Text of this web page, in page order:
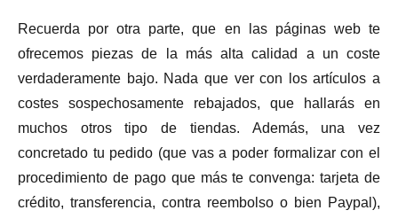
Recuerda por otra parte, que en las páginas web te
ofrecemos piezas de la más alta calidad a un coste
verdaderamente bajo. Nada que ver con los artículos a
costes sospechosamente rebajados, que hallarás en
muchos otros tipo de tiendas. Además, una vez
concretado tu pedido (que vas a poder formalizar con el
procedimiento de pago que más te convenga: tarjeta de
crédito, transferencia, contra reembolso o bien Paypal),